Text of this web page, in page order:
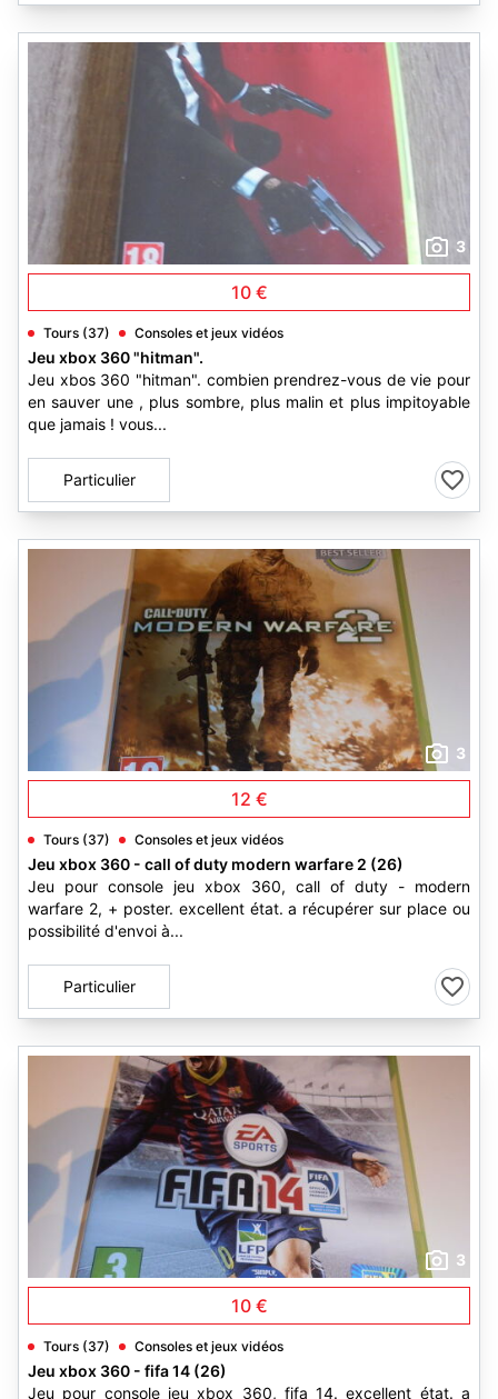
3
10 €
Tours (37) Consoles et jeux vidéos
Jeu xbox 360 "hitman".
Jeu xbos 360 "hitman". combien prendrez-vous de vie pour
en sauver une , plus sombre, plus malin et plus impitoyable
que jamais ! vous...
Particulier
3
12 €
Tours (37) Consoles et jeux vidéos
Jeu xbox 360 - call of duty modern warfare 2 (26)
Jeu pour console jeu xbox 360, call of duty - modern
warfare 2, + poster. excellent état. a récupérer sur place ou
possibilité d'envoi à...
Particulier
3
10 €
Tours (37) Consoles et jeux vidéos
Jeu xbox 360 - fifa 14 (26)
Jeu pour console jeu xbox 360, fifa 14. excellent état. a